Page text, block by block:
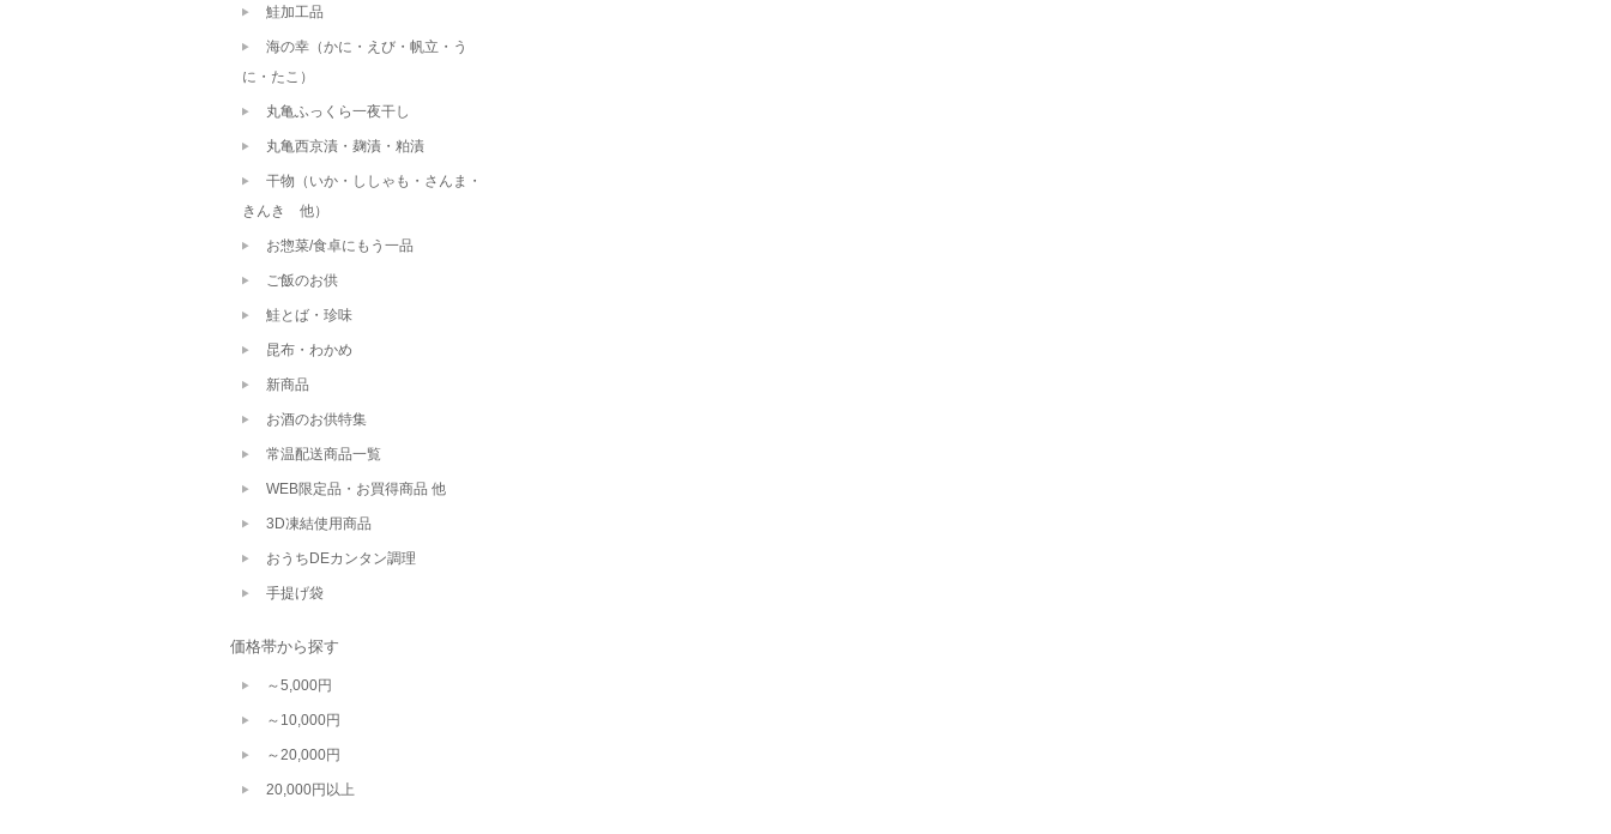
鮭加工品
海の幸（かに・えび・帆立・う
に・たこ）
丸亀ふっくら一夜干し
丸亀西京漬・麹漬・粕漬
干物（いか・ししゃも・さんま・
きんき 他）
お惣菜/食卓にもう一品
ご飯のお供
鮭とば・珍味
昆布・わかめ
新商品
お酒のお供特集
常温配送商品一覧
WEB限定品・お買得商品 他
3D凍結使用商品
おうちDEカンタン調理
手提げ袋
価格帯から探す
～5,000円
～10,000円
～20,000円
20,000円以上